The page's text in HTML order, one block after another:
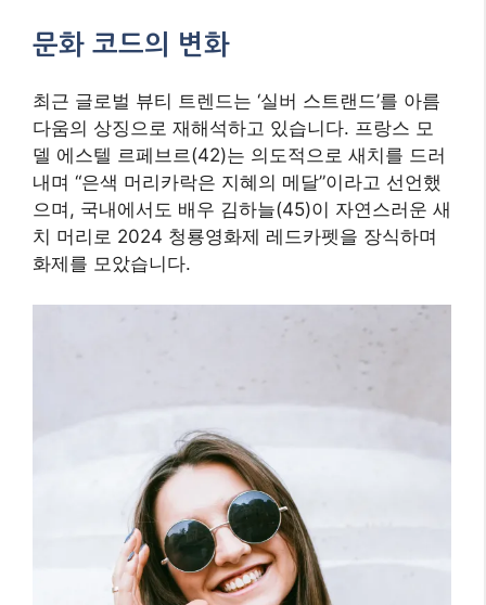
문화 코드의 변화
최근 글로벌 뷰티 트렌드는 ‘실버 스트랜드’를 아름
다움의 상징으로 재해석하고 있습니다. 프랑스 모
델 에스텔 르페브르(42)는 의도적으로 새치를 드러
내며 “은색 머리카락은 지혜의 메달”이라고 선언했
으며, 국내에서도 배우 김하늘(45)이 자연스러운 새
치 머리로 2024 청룡영화제 레드카펫을 장식하며
화제를 모았습니다.